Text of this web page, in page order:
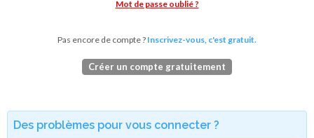
Mot de passe oublié ?
Pas encore de compte ? Inscrivez-vous, c'est gratuit.
Créer un compte gratuitement
Des problèmes pour vous connecter ?